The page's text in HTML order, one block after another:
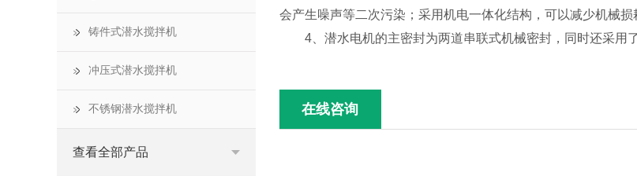
会产生噪声等二次污染；采用机电一体化结构，可以减少机械损
4、潜水电机的主密封为两道串联式机械密封，同时还采用
在线咨询
铸件式潜水搅拌机
冲压式潜水搅拌机
不锈钢潜水搅拌机
查看全部产品